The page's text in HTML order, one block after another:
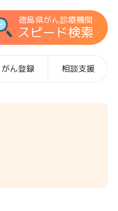
徳島県がん診療機関
スピード検索
がん登録 相談支援